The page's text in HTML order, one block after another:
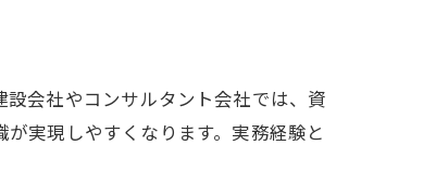
会社やコンサルタント会社では、資
実現しやすくなります。実務経験と